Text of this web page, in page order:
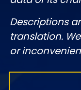
Descriptions
translation.
or